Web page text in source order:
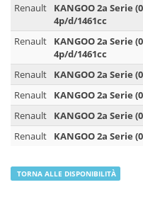
Renault
KANGOO 2a Serie
4p/d/1461cc
Renault
KANGOO 2a Serie
4p/d/1461cc
Renault
KANGOO 2a Serie
Renault
KANGOO 2a Serie
Renault
KANGOO 2a Serie
Renault
KANGOO 2a Serie
TORNA ALLE DISPONIBILITÀ